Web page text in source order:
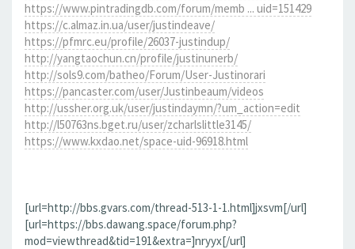
https://www.pintradingdb.com/forum/memb ... uid=151429
https://c.almaz.in.ua/user/justindeave/
https://pfmrc.eu/profile/26037-justindup/
http://yangtaochun.cn/profile/justinunerb/
http://sols9.com/batheo/Forum/User-Justinorari
https://pancaster.com/user/Justinbeaum/videos
http://ussher.org.uk/user/justindaymn/?um_action=edit
http://l50763ns.bget.ru/user/zcharlslittle3145/
https://www.kxdao.net/space-uid-96918.html
[url=http://bbs.gvars.com/thread-513-1-1.html]jxsvm[/url]
[url=https://bbs.dawang.space/forum.php?
mod=viewthread&tid=191&extra=]nryyx[/url]